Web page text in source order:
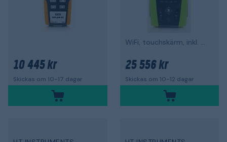
10 445 kr
Skickas om 10-17 dagar
WiFi, touchskärm, inkl. batterier
25 556 kr
Skickas om 10-12 dagar